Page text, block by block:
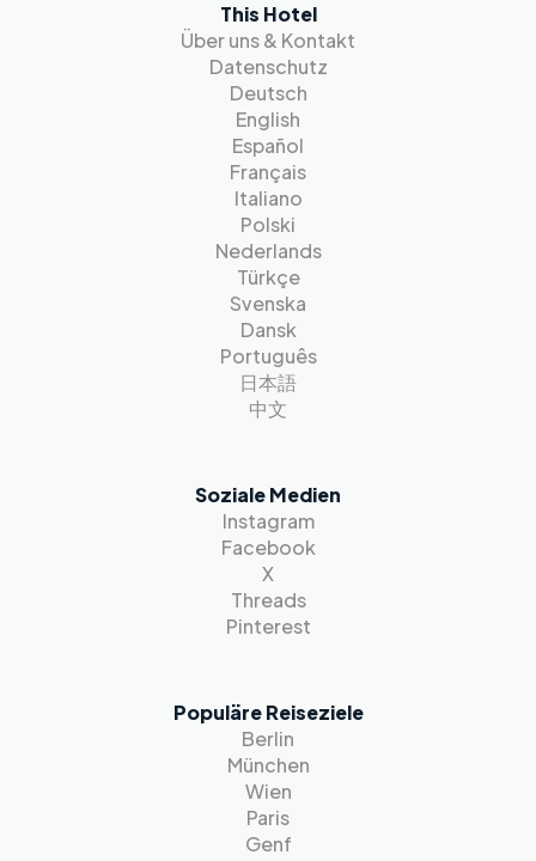
This Hotel
Über uns & Kontakt
Datenschutz
Deutsch
English
Español
Français
Italiano
Polski
Nederlands
Türkçe
Svenska
Dansk
Português
日本語
中文
Soziale Medien
Instagram
Facebook
X
Threads
Pinterest
Populäre Reiseziele
Berlin
München
Wien
Paris
Genf